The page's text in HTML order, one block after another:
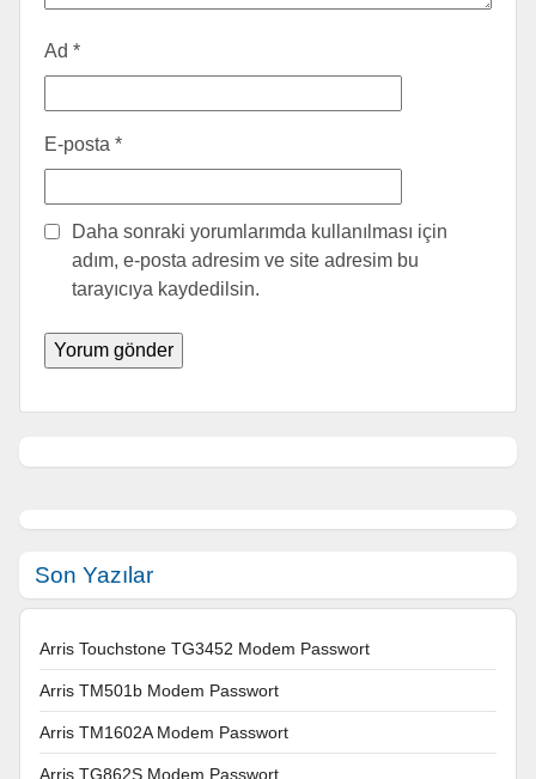
Ad *
E-posta *
Daha sonraki yorumlarımda kullanılması için
adım, e-posta adresim ve site adresim bu
tarayıcıya kaydedilsin.
Son Yazılar
Arris Touchstone TG3452 Modem Passwort
Arris TM501b Modem Passwort
Arris TM1602A Modem Passwort
Arris TG862S Modem Passwort